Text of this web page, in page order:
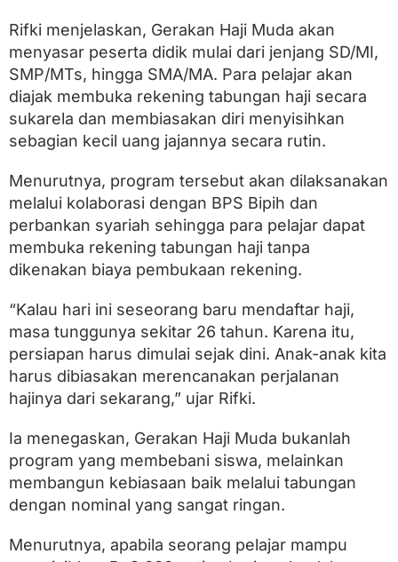
a
i
S
e
a
k
n
g
k
u
S
e
l
a
h
Rifki menjelaskan, Gerakan Haji Muda akan
menyasar peserta didik mulai dari jenjang SD/MI,
SMP/MTs, hingga SMA/MA. Para pelajar akan
diajak membuka rekening tabungan haji secara
sukarela dan membiasakan diri menyisihkan
sebagian kecil uang jajannya secara rutin.
Menurutnya, program tersebut akan dilaksanakan
melalui kolaborasi dengan BPS Bipih dan
perbankan syariah sehingga para pelajar dapat
membuka rekening tabungan haji tanpa
dikenakan biaya pembukaan rekening.
“Kalau hari ini seseorang baru mendaftar haji,
masa tunggunya sekitar 26 tahun. Karena itu,
persiapan harus dimulai sejak dini. Anak-anak kita
harus dibiasakan merencanakan perjalanan
hajinya dari sekarang,” ujar Rifki.
Ia menegaskan, Gerakan Haji Muda bukanlah
program yang membebani siswa, melainkan
membangun kebiasaan baik melalui tabungan
dengan nominal yang sangat ringan.
Menurutnya, apabila seorang pelajar mampu